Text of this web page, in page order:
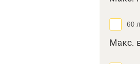
60
Макс.